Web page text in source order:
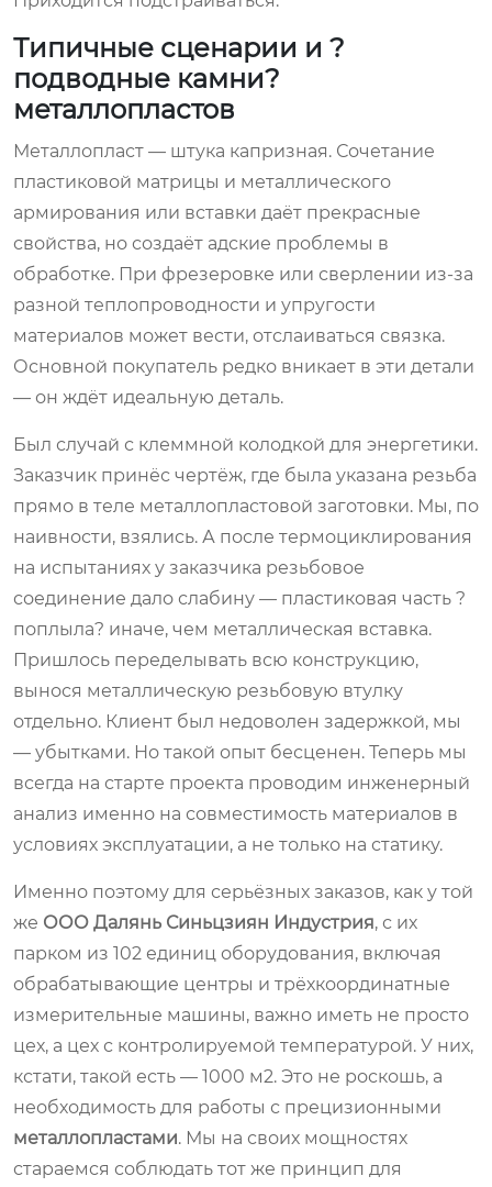
Типичные сценарии и ?
подводные камни?
металлопластов
Металлопласт — штука капризная. Сочетание
пластиковой матрицы и металлического
армирования или вставки даёт прекрасные
свойства, но создаёт адские проблемы в
обработке. При фрезеровке или сверлении из-за
разной теплопроводности и упругости
материалов может вести, отслаиваться связка.
Основной покупатель редко вникает в эти детали
— он ждёт идеальную деталь.
Был случай с клеммной колодкой для энергетики.
Заказчик принёс чертёж, где была указана резьба
прямо в теле металлопластовой заготовки. Мы, по
наивности, взялись. А после термоциклирования
на испытаниях у заказчика резьбовое
соединение дало слабину — пластиковая часть ?
поплыла? иначе, чем металлическая вставка.
Пришлось переделывать всю конструкцию,
вынося металлическую резьбовую втулку
отдельно. Клиент был недоволен задержкой, мы
— убытками. Но такой опыт бесценен. Теперь мы
всегда на старте проекта проводим инженерный
анализ именно на совместимость материалов в
условиях эксплуатации, а не только на статику.
Именно поэтому для серьёзных заказов, как у той
же ООО Далянь Синьцзиян Индустрия, с их
парком из 102 единиц оборудования, включая
обрабатывающие центры и трёхкоординатные
измерительные машины, важно иметь не просто
цех, а цех с контролируемой температурой. У них,
кстати, такой есть — 1000 м2. Это не роскошь, а
необходимость для работы с прецизионными
металлопластами. Мы на своих мощностях
стараемся соблюдать тот же принцип для